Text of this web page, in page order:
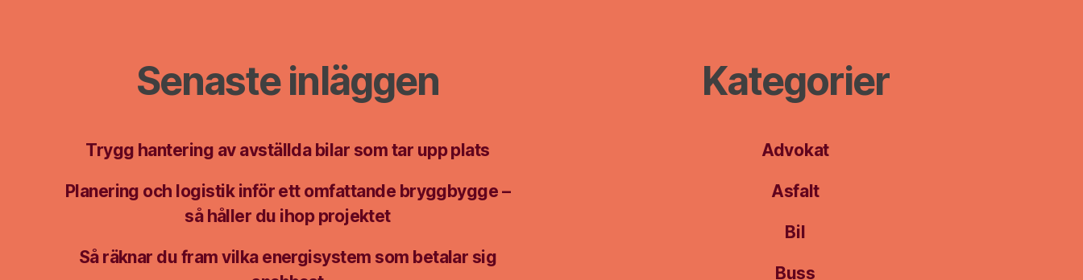
Senaste inläggen
Trygg hantering av avställda bilar som tar upp plats
Planering och logistik inför ett omfattande bryggbygge –
så håller du ihop projektet
Så räknar du fram vilka energisystem som betalar sig
Kategorier
Advokat
Asfalt
Bil
Buss